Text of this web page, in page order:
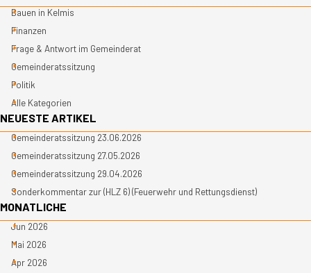
Bauen in Kelmis
Finanzen
Frage & Antwort im Gemeinderat
Gemeinderatssitzung
Politik
Alle Kategorien
Block überspringen NEUESTE ARTIKEL
NEUESTE ARTIKEL
Gemeinderatssitzung 23.06.2026
Gemeinderatssitzung 27.05.2026
Gemeinderatssitzung 29.04.2026
Sonderkommentar zur (HLZ 6) (Feuerwehr und Rettungsdienst)
Block überspringen MONATLICHE
MONATLICHE
Jun 2026
Mai 2026
Apr 2026